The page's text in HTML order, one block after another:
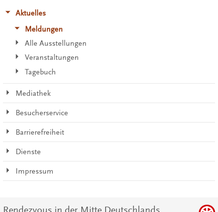
Aktuelles
Meldungen
Alle Ausstellungen
Veranstaltungen
Tagebuch
Mediathek
Besucherservice
Barrierefreiheit
Dienste
Impressum